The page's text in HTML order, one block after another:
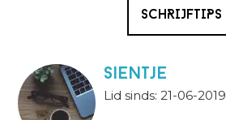
SCHRIJFTIPS
Sientje
Lid sinds: 21-06-2019